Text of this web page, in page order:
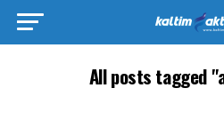
All posts tagged